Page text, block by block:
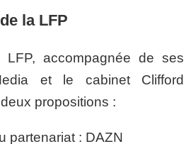
la LFP
accompagnée de ses
et le cabinet Clifford
propositions :
partenariat : DAZN